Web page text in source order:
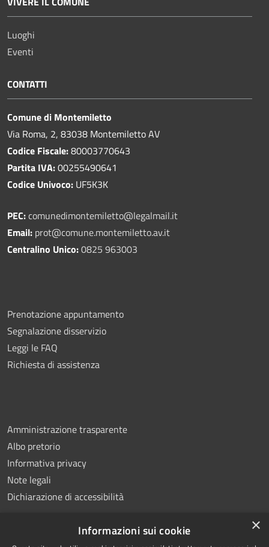
Luoghi
Eventi
CONTATTI
Comune di Montemiletto
Via Roma, 2, 83038 Montemiletto AV
Codice Fiscale:80003770643
Partita IVA:00255490641
Codice Univoco: UF5K3K
PEC:comunedimontemiletto@legalmail.it
Email: prot@comune.montemiletto.av.it
Centralino Unico:0825 963003
Prenotazione appuntamento
Segnalazione disservizio
Leggi le FAQ
Richiesta di assistenza
Amministrazione trasparente
Albo pretorio
Informativa privacy
Note legali
Dichiarazione di accessibilità
×
Informazioni sui cookie